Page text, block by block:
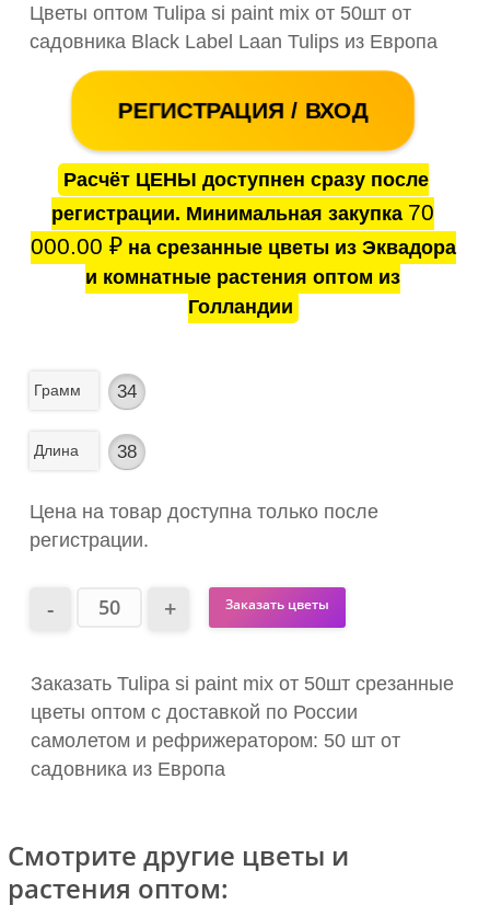
Цветы оптом Tulipa si paint mix от 50шт от
садовника Black Label Laan Tulips из Европа
РЕГИСТРАЦИЯ / ВХОД
Расчёт ЦЕНЫ доступнен сразу после
регистрации. Минимальная закупка 70
000.00 ₽на срезанные цветы из Эквадора
и комнатные растения оптом из
Голландии
Грамм 34
Длина 38
Цена на товар доступна только после
регистрации.
Заказать цветы
Заказать Tulipa si paint mix от 50шт срезанные
цветы оптом с доставкой по России
самолетом и рефрижератором: 50 шт от
садовника из Европа
Смотрите другие цветы и
растения оптом: